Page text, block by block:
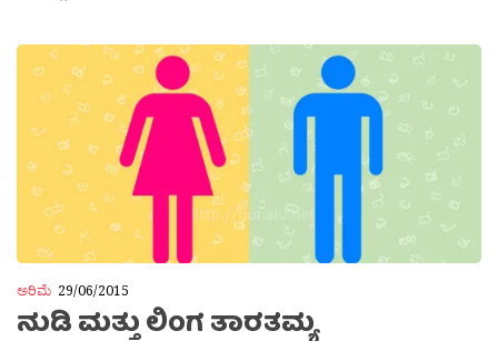
ಅರಿಮೆ 29/06/2015
ನುಡಿ ಮತ್ತು ಲಿಂಗ ತಾರತಮ್ಯ